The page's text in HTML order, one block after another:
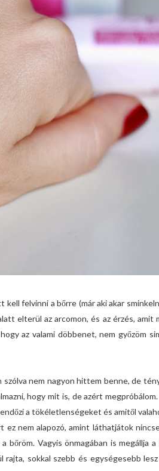
felvinni a bőrre (már aki akar
elterül az arcomon, és az érzés, amit
az valami döbbenet, nem győzöm
nem nagyon hittem benne, de
hogy mit is, de azért
a tökéletlenségeket és amitől
ez nem alapozó, amint láthatjátok
bőröm. Vagyis önmagában is megállja
rajta, sokkal szebb és egységesebb